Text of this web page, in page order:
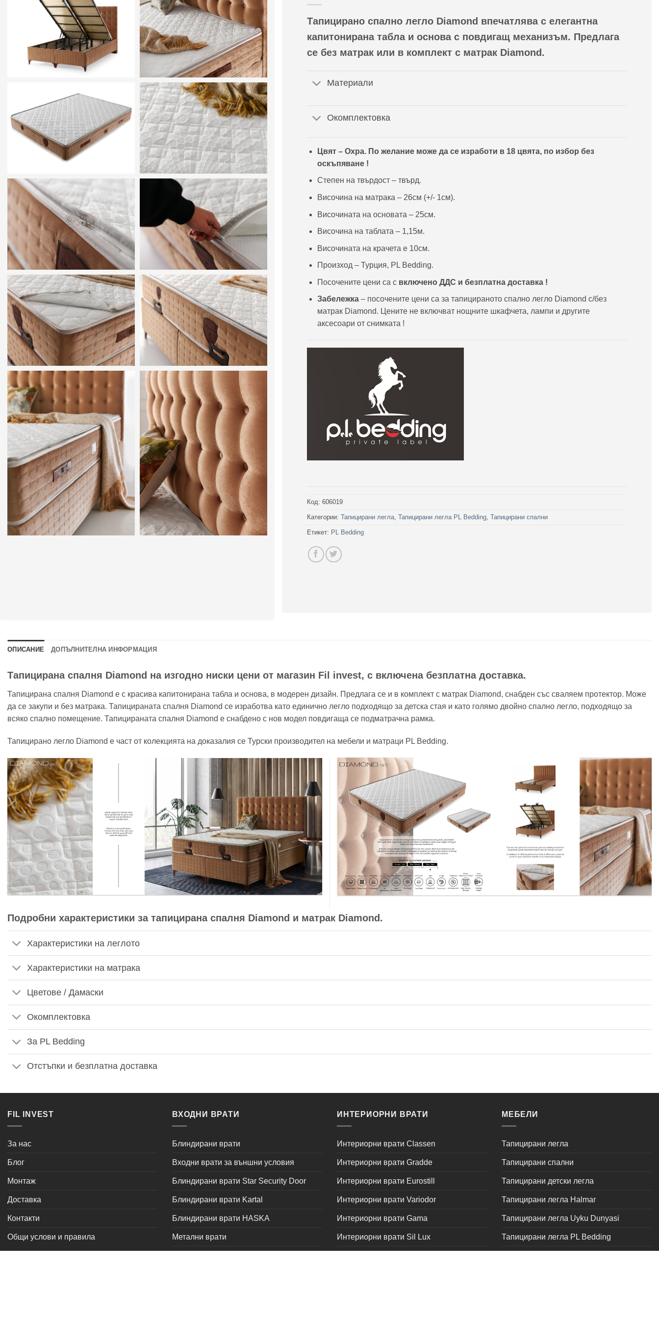
Тапицирано спално легло Diamond впечатлява с елегантна
капитонирана табла и основа с повдигащ механизъм. Предлага
се без матрак или в комплект с матрак Diamond.
Материали
Окомплектовка
Цвят – Охра. По желание може да се изработи в 18 цвята, по избор без
оскъпяване !
Степен на твърдост – твърд.
Височина на матрака – 26см (+/- 1см).
Височината на основата – 25см.
Височина на таблата – 1,15м.
Височината на крачета е 10см.
Произход – Турция, PL Bedding.
Посочените цени са с включено ДДС и безплатна доставка !
Забележка– посочените цени са за тапицираното спално легло Diamond с/без
матрак Diamond. Цените не включват нощните шкафчета, лампи и другите
аксесоари от снимката !
Код:606019
Категории:Тапицирани легла,Тапицирани легла PL Bedding,Тапицирани спални
Етикет: PL Bedding
ОПИСАНИЕ ДОПЪЛНИТЕЛНА ИНФОРМАЦИЯ
Тапицирана спалня Diamond на изгодно ниски цени от магазин Fil invest, с включена безплатна доставка.
Тапицирана спалня Diamond е с красива капитонирана табла и основа, в модерен дизайн. Предлага се и в комплект с матрак Diamond, снабден със сваляем протектор. Може
да се закупи и без матрака. Тапицираната спалня Diamond се изработва като единично легло подходящо за детска стая и като голямо двойно спално легло, подходящо за
всяко спално помещение. Тапицираната спалня Diamond е снабдено с нов модел повдигаща се подматрачна рамка.
Тапицирано легло Diamond е част от колекцията на доказалия се Турски производител на мебели и матраци PL Bedding.
Подробни характеристики за тапицирана спалня Diamond и матрак Diamond.
Характеристики на леглото
Характеристики на матрака
Цветове / Дамаски
Окомплектовка
За PL Bedding
Отстъпки и безплатна доставка
FIL INVEST
За нас
Блог
Монтаж
Доставка
Контакти
Общи услови и правила
ВХОДНИ ВРАТИ
Блиндирани врати
Входни врати за външни условия
Блиндирани врати Star Security Door
Блиндирани врати Kartal
Блиндирани врати HASKA
Метални врати
ИНТЕРИОРНИ ВРАТИ
Интериорни врати Classen
Интериорни врати Gradde
Интериорни врати Eurostill
Интериорни врати Variodor
Интериорни врати Gama
Интериорни врати Sil Lux
МЕБЕЛИ
Тапицирани легла
Тапицирани спални
Тапицирани детски легла
Тапицирани легла Halmar
Тапицирани легла Uyku Dunyasi
Тапицирани легла PL Bedding